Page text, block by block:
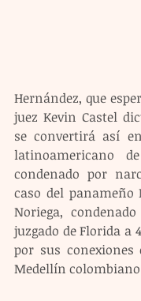
Hernández, que
juez Kevin Castel
se convertirá así
latinoamericano
condenado por
caso del
Noriega,
juzgado de Florida a
por sus
Medellín